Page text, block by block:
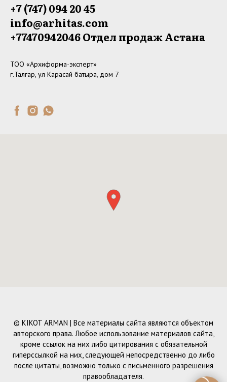
+7 (747) 094 20 45
info@arhitas.com
+77470942046‬ Отдел продаж Астана
ТОО «Архиформа-эксперт»
г.Талгар, ул Карасай батыра, дом 7
© KIKOT ARMAN | Все материалы сайта являются объектом
авторского права. Любое использование материалов сайта,
кроме ссылок на них либо цитирования с обязательной
гиперссылкой на них, следующей непосредственно до либо
после цитаты, возможно только с письменного разрешения
правообладателя.